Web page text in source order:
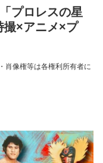
プロレスの星
撮×アニメ×プ
肖像権等は各権利所有者に